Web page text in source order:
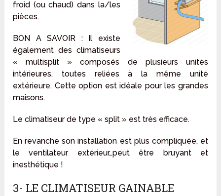
froid (ou chaud) dans la/les
pièces.
BON A SAVOIR : Il existe
également des climatiseurs
« multisplit » composés de plusieurs unités
intérieures, toutes reliées à la même unité
extérieure. Cette option est idéale pour les grandes
maisons.
Le climatiseur de type « split » est très efficace.
En revanche son installation est plus compliquée, et
le ventilateur extérieur…peut être bruyant et
inesthétique !
3- LE CLIMATISEUR GAINABLE